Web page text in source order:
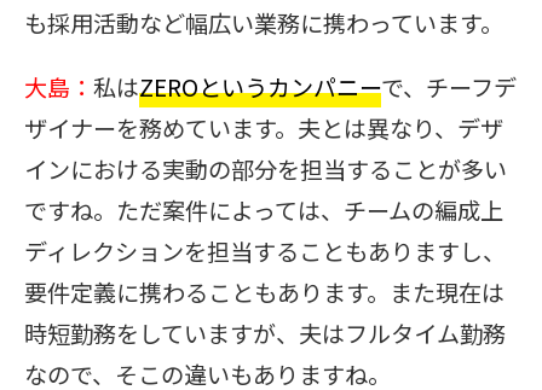
も採用活動など幅広い業務に携わっています。
大島：私はZEROというカンパニーで、チーフデ
ザイナーを務めています。夫とは異なり、デザ
インにおける実動の部分を担当することが多い
ですね。ただ案件によっては、チームの編成上
ディレクションを担当することもありますし、
要件定義に携わることもあります。また現在は
時短勤務をしていますが、夫はフルタイム勤務
なので、そこの違いもありますね。